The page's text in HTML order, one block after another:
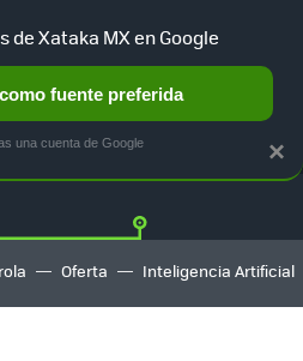
MERCADO LIBRE
Oferta Inteligencia Artificial
×
de Xataka MX en Google
fuente preferida
una cuenta de Google